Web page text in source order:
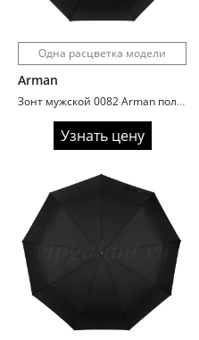
Одна расцветка модели
Arman
Зонт мужской 0082 Arman полный автомат ручка гольф
Узнать цену